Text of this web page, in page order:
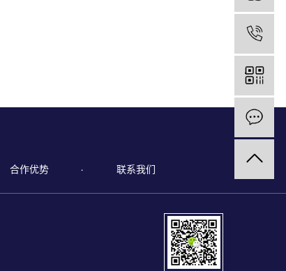
合作优势 联系我们